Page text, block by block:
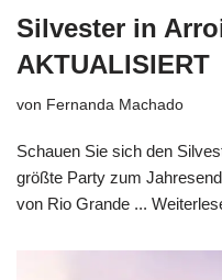
Silvester in
AKTUALISIERT
von Fernanda Machado
Schauen Sie sich den
größte Party zum
von Rio Grande ...